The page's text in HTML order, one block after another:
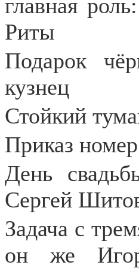
главная
Риты
Подарок
кузнец
Стойкий
Приказ
День
Сергей
Задача с
он же